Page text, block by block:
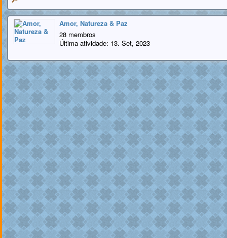
Amor, Natureza & Paz
28 membros
Última atividade: 13. Set, 2023